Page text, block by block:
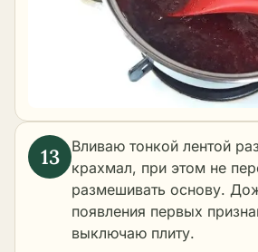
Вливаю тонкой лентой
крахмал, при этом не
размешивать основу.
появления первых
выключаю плиту.